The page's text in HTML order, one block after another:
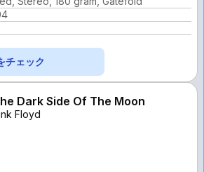
チェック
Dark Side Of The Moon
Floyd